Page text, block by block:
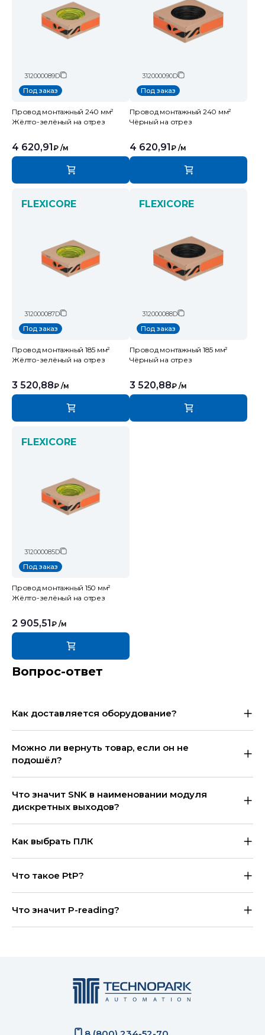
312000089D
Под заказ
Провод монтажный 240 мм²
Жёлто-зелёный на отрез
4 620,91 ₽ /м
312000090D
Под заказ
Провод монтажный 240 мм²
Чёрный на отрез
4 620,91 ₽ /м
FLEXICORE
312000087D
Под заказ
Провод монтажный 185 мм²
Жёлто-зелёный на отрез
3 520,88₽ /м
FLEXICORE
312000088D
Под заказ
Провод монтажный 185 мм²
Чёрный на отрез
3 520,88₽ /м
FLEXICORE
312000085D
Под заказ
Провод монтажный 150 мм²
Жёлто-зелёный на отрез
2 905,51 ₽ /м
Вопрос-ответ
Как доставляется оборудование?
Можно ли вернуть товар, если он не
подошёл?
Что значит SNK в наименовании модуля
дискретных выходов?
Как выбрать ПЛК
Что такое PtP?
Что значит P-reading?